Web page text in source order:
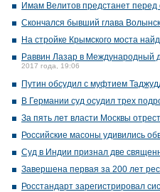
Имам Велитов предстанет
Скончался бывший глава
На стройке Крымского моста
Раввин Лазар в Международный
2017 года, 19:06
Путин обсудил с муфтием
В Германии суд осудил трех
За пять лет власти Москвы
Российские масоны удивились
Суд в Индии признал две
Завершена первая за 200 лет
Росстандарт зарегистрировал